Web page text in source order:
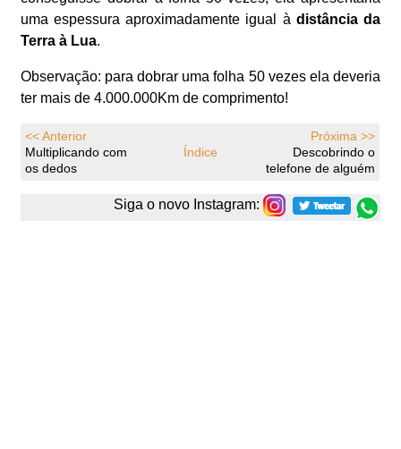
uma espessura aproximadamente igual à distância da
Terra à Lua.
Observação: para dobrar uma folha 50 vezes ela deveria
ter mais de 4.000.000Km de comprimento!
<< Anterior
Multiplicando com
os dedos
Índice
Próxima >>
Descobrindo o
telefone de alguém
Siga o novo Instagram: